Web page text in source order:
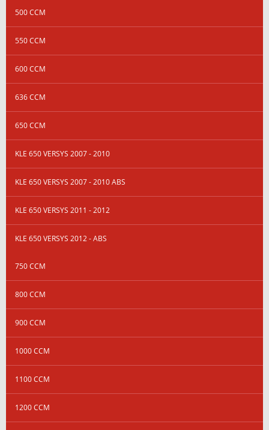
500 CCM
550 CCM
600 CCM
636 CCM
650 CCM
KLE 650 VERSYS 2007 - 2010
KLE 650 VERSYS 2007 - 2010 ABS
KLE 650 VERSYS 2011 - 2012
KLE 650 VERSYS 2012 - ABS
750 CCM
800 CCM
900 CCM
1000 CCM
1100 CCM
1200 CCM